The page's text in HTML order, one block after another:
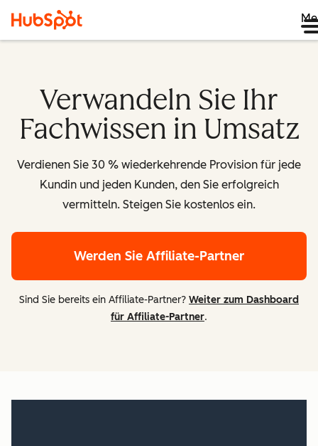
Verwandeln Sie Ihr
Fachwissen in Umsatz
Verdienen Sie 30 % wiederkehrende Provision für jede
Kundin und jeden Kunden, den Sie erfolgreich
vermitteln. Steigen Sie kostenlos ein.
Werden Sie Affiliate-Partner
Sind Sie bereits ein Affiliate-Partner? Weiter zum Dashboard
für Affiliate-Partner.